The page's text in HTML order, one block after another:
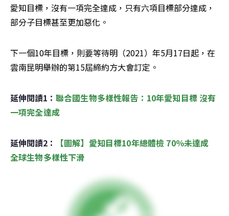
愛知目標，沒有一項完全達成，只有六項目標部分達成，
部分子目標甚至更加惡化。
下一個10年目標，則要等待明（2021）年5月17日起，在
雲南昆明舉辦的第15屆締約方大會訂定。
延伸閱讀1： 聯合國生物多樣性報告：10年愛知目標 沒有
一項完全達成
延伸閱讀2：
【圖解】愛知目標10年總體檢 70％未達成
全球生物多樣性下滑